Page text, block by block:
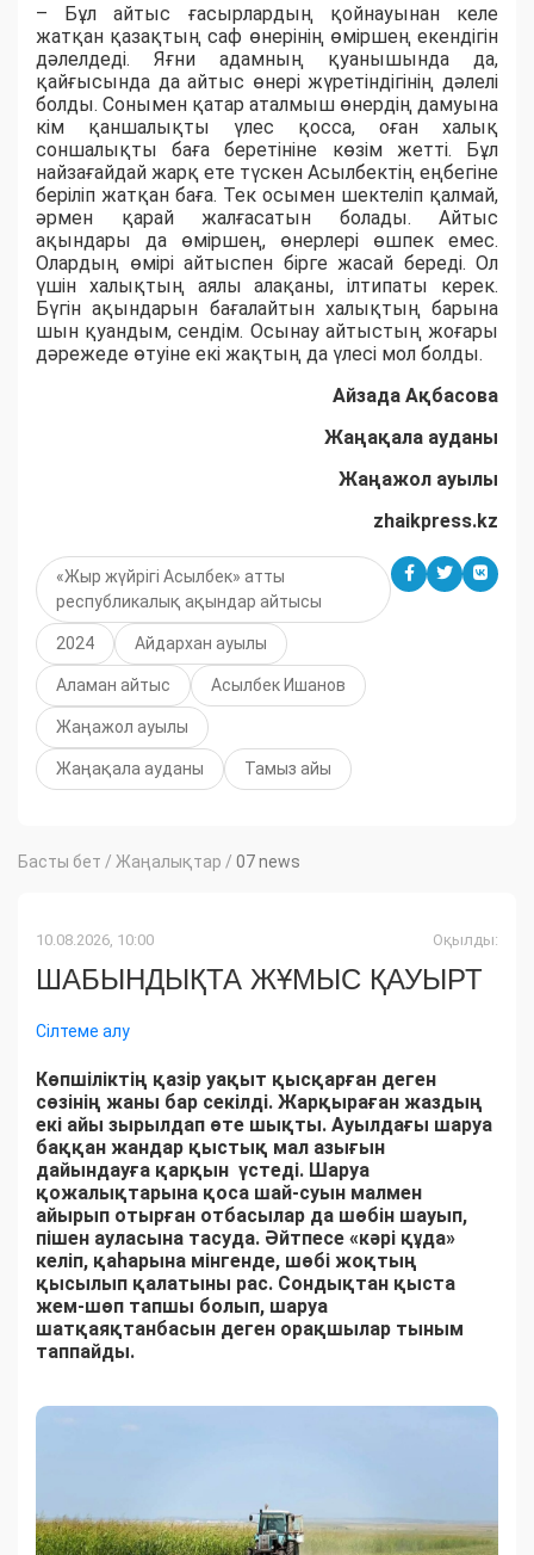
– Бұл айтыс ғасырлардың қойнауынан келе
жатқан қазақтың саф өнерінің өміршең екендігін
дәлелдеді. Яғни адамның қуанышында да,
қайғысында да айтыс өнері жүретіндігінің дәлелі
болды. Сонымен қатар аталмыш өнердің дамуына
кім қаншалықты үлес қосса, оған халық
соншалықты баға беретініне көзім жетті. Бұл
найзағайдай жарқ ете түскен Асылбектің еңбегіне
беріліп жатқан баға. Тек осымен шектеліп қалмай,
әрмен қарай жалғасатын болады. Айтыс
ақындары да өміршең, өнерлері өшпек емес.
Олардың өмірі айтыспен бірге жасай береді. Ол
үшін халықтың аялы алақаны, ілтипаты керек.
Бүгін ақындарын бағалайтын халықтың барына
шын қуандым, сендім. Осынау айтыстың жоғары
дәрежеде өтуіне екі жақтың да үлесі мол болды.
Айзада Ақбасова
Жаңақала ауданы
Жаңажол ауылы
zhaikpress.kz
«Жыр жүйрігі Асылбек» атты
республикалық ақындар айтысы
2024 Айдархан ауылы
Аламан айтыс Асылбек Ишанов
Жаңажол ауылы
Жаңақала ауданы Тамыз айы
Басты бет / Жаңалықтар / 07 news
10.08.2026, 10:00 Оқылды:
ШАБЫНДЫҚТА ЖҰМЫС ҚАУЫРТ
Сілтеме алу
Көпшіліктің қазір уақыт қысқарған деген
сөзінің жаны бар секілді. Жарқыраған жаздың
екі айы зырылдап өте шықты. Ауылдағы шаруа
баққан жандар қыстық мал азығын
дайындауға қарқын үстеді. Шаруа
қожалықтарына қоса шай-суын малмен
айырып отырған отбасылар да шөбін шауып,
пішен ауласына тасуда. Әйтпесе «кәрі құда»
келіп, қаһарына мінгенде, шөбі жоқтың
қысылып қалатыны рас. Сондықтан қыста
жем-шөп тапшы болып, шаруа
шатқаяқтанбасын деген орақшылар тыным
таппайды.